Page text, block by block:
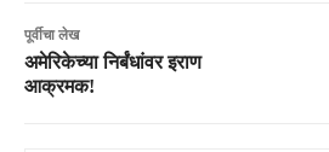
पूर्वीचा लेख
अमेरिकेच्या निर्बंधांवर इराण
आक्रमक!